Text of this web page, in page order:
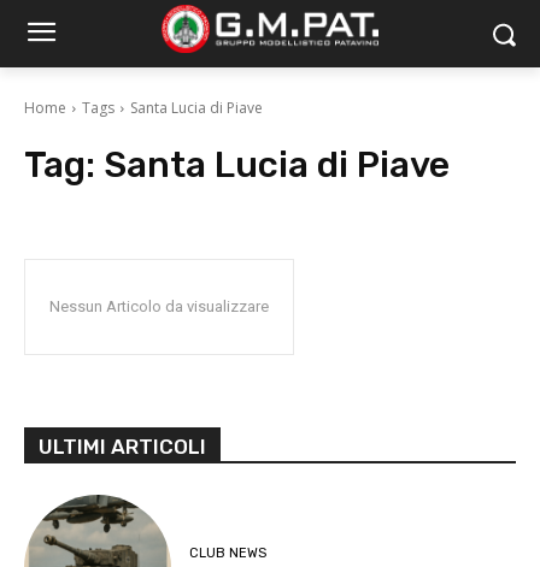
Home Tags Santa Lucia di Piave
Tag: Santa Lucia di Piave
Nessun Articolo da visualizzare
ULTIMI ARTICOLI
CLUB NEWS